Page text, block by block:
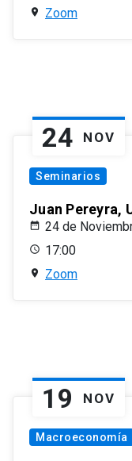
Zoom
24 NOV
Seminarios
Juan Pereyra,
24 de
17:00
Zoom
19 NOV
Macroeconomía